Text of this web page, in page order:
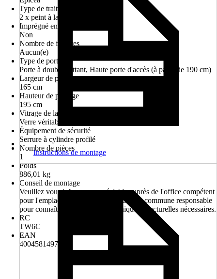
Type de traitement de surface
2 x peint à la machine
Imprégné en autoclave
Non
Nombre de fenêtres
Aucun(e)
Type de porte
Porte à double battant, Haute porte d'accès (à partir de 190 cm)
Largeur de passage
165 cm
Hauteur de passage
195 cm
Vitrage de la porte
Verre véritable
Équipement de sécurité
Serrure à cylindre profilé
Nombre de pièces
1
Poids
886,01 kg
Conseil de montage
Veuillez vous informer au préalable auprès de l'office compétent
pour l'emplacement de montage ou de la commune responsable
pour connaître les exigences techniques structurelles nécessaires.
RC
TW6C
EAN
4004581497309
Instructions de montage